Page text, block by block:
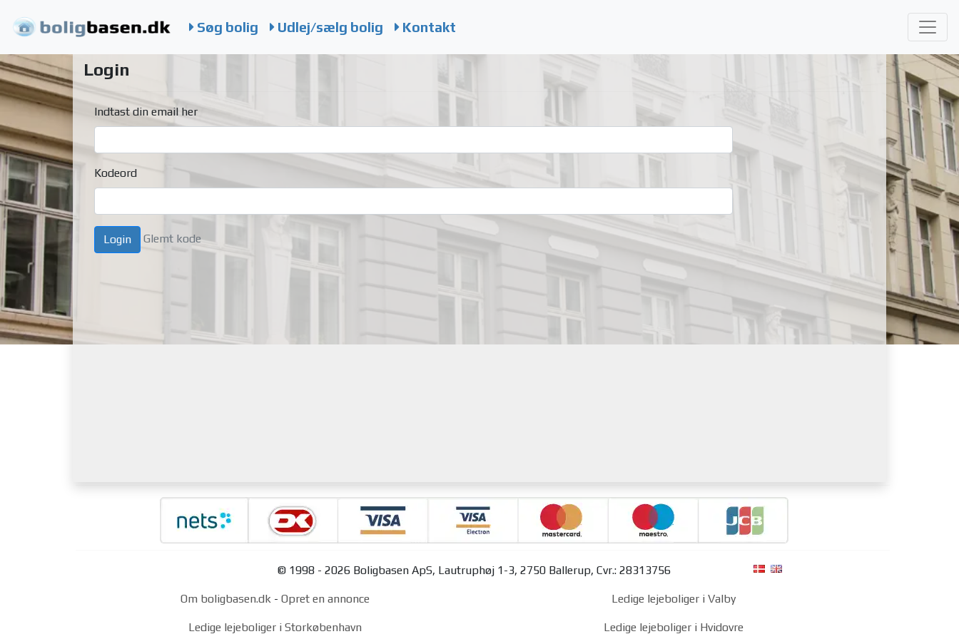
Søg bolig Udlej/sælg bolig Kontakt
Login
Indtast din email her
Kodeord
Glemt kode
© 1998 - 2026 Boligbasen ApS, Lautruphøj 1-3, 2750 Ballerup, Cvr.: 28313756
Om boligbasen.dk- Opret en annonce
Ledige lejeboliger i Storkøbenhavn
Ledige lejeboliger i Valby
Ledige lejeboliger i Hvidovre